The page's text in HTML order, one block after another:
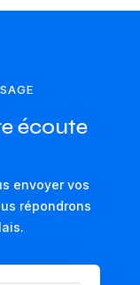
écoute
envoyer vos
répondrons